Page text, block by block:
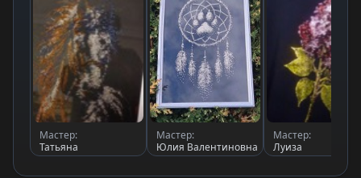
Мастер:
Татьяна
Мастер:
Юлия Валентиновна
Мастер:
Луиза